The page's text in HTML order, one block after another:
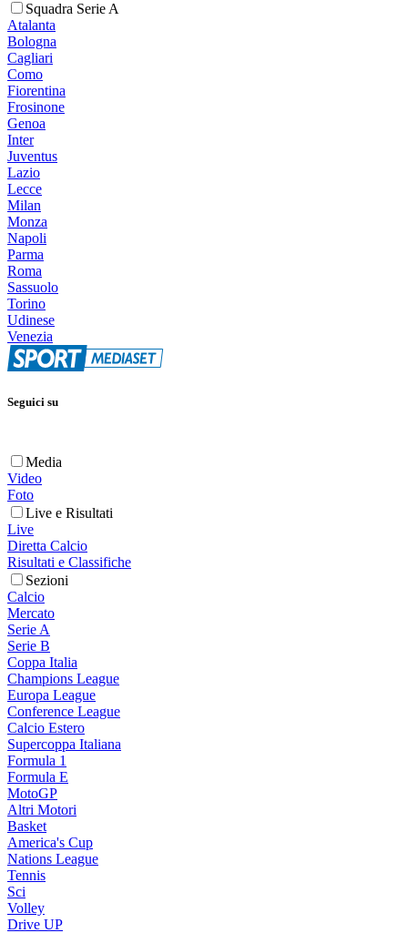
Squadra Serie A
Atalanta
Bologna
Cagliari
Como
Fiorentina
Frosinone
Genoa
Inter
Juventus
Lazio
Lecce
Milan
Monza
Napoli
Parma
Roma
Sassuolo
Torino
Udinese
Venezia
Seguici su
Media
Video
Foto
Live e Risultati
Live
Diretta Calcio
Risultati e Classifiche
Sezioni
Calcio
Mercato
Serie A
Serie B
Coppa Italia
Champions League
Europa League
Conference League
Calcio Estero
Supercoppa Italiana
Formula 1
Formula E
MotoGP
Altri Motori
Basket
America's Cup
Nations League
Tennis
Sci
Volley
Drive UP